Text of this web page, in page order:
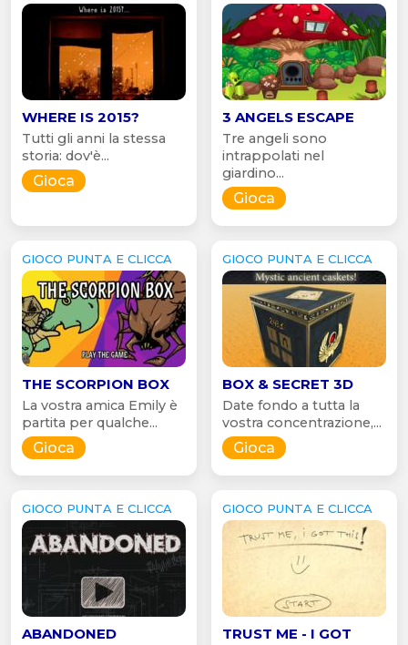
WHERE IS 2015?
Tutti gli anni la stessa
storia: dov'è...
Gioca
3 ANGELS ESCAPE
Tre angeli sono
intrappolati nel
giardino...
Gioca
GIOCO PUNTA E CLICCA
THE SCORPION BOX
La vostra amica Emily è
partita per qualche...
Gioca
GIOCO PUNTA E CLICCA
BOX & SECRET 3D
Date fondo a tutta la
vostra concentrazione,...
Gioca
GIOCO PUNTA E CLICCA
ABANDONED
GIOCO PUNTA E CLICCA
TRUST ME - I GOT